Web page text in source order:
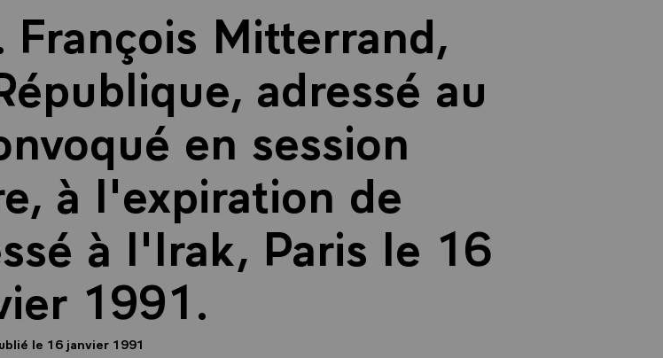
François Mitterrand,
adressé au
en session
à l'expiration de
à l'Irak, Paris le 16
1991.
le 16 janvier 1991